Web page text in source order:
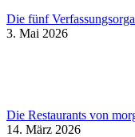
Die fünf
3. Mai 2026
Die Restaurants von
14. März 2026